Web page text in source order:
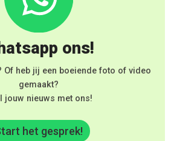
ons!
Of heb jij een boeiende foto of video
gemaakt?
jouw nieuws met ons!
het gesprek!